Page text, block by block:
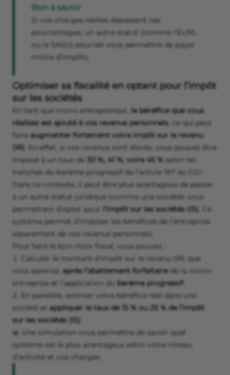
Bon à savoir
Si vos charges réelles dépassent ces
pourcentages, un autre statut (comme l’EURL
ou la SASU) pourrait vous permettre de payer
moins d’impôts.
Optimiser sa fiscalité en optant pour l’impôt
sur les sociétés
En tant que micro-entrepreneur,
le bénéfice que vous
réalisez est ajouté à vos revenus personnels, ce qui peut
faire augmenter fortement votre impôt sur le revenu
(IR)
. En effet, si vos revenus sont élevés, vous pouvez être
imposé à un taux de 30 %, 41 %, voire 45 % selon les
tranches du barème progressif de l’article 197 du CGI.
Dans ce contexte, il peut être plus avantageux de passer
à un autre statut juridique (comme une société) vous
permettant d’opter pour
l’impôt sur les sociétés (IS)
. Ce
système permet d’imposer les bénéfices de l’entreprise
séparément de vos revenus personnels.
Pour faire le bon choix fiscal, vous pouvez :
Calculer le montant d’impôt sur le revenu (IR) que
vous paieriez, après l’abattement forfaitairede la micro-
entreprise et l'application du barème progressif
En parallèle, estimer votre bénéfice réel dans une
société et appliquer le taux de 15 % ou 25 % de l’impôt
sur les sociétés (IS)
📊 Une simulation vous permettra de savoir quel
système est le plus avantageux selon votre niveau
d’activité et vos charges.